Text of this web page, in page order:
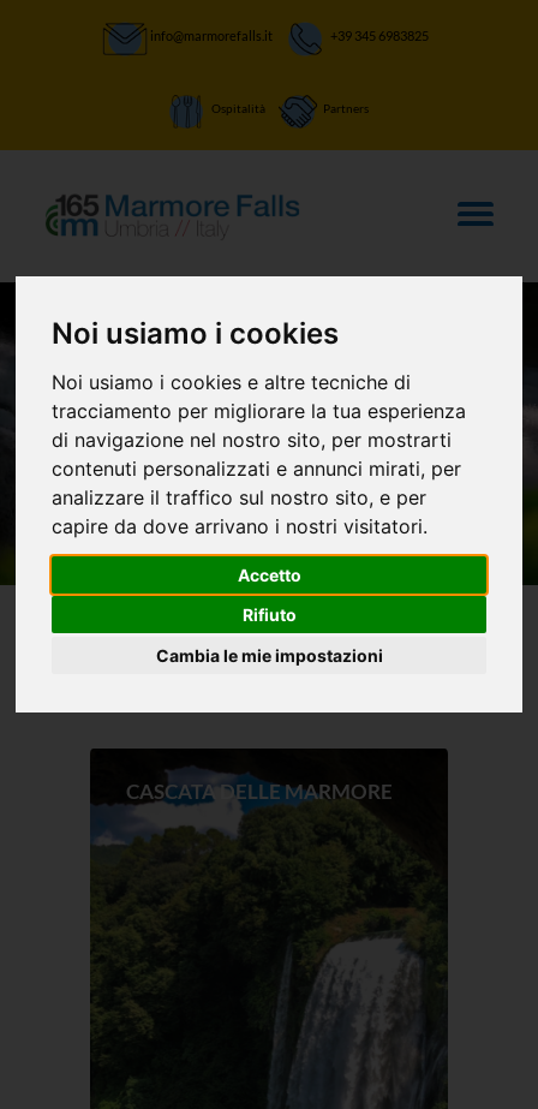
Noi usiamo i cookies
Noi usiamo i cookies e altre tecniche di
tracciamento per migliorare la tua esperienza
di navigazione nel nostro sito, per mostrarti
contenuti personalizzati e annunci mirati, per
analizzare il traffico sul nostro sito, e per
capire da dove arrivano i nostri visitatori.
Accetto
Rifiuto
Cambia le mie impostazioni
info@marmorefalls.it +39 345 6983825
Ospitalità Partners
ESPERIENZE
CASCATA DELLE MARMORE